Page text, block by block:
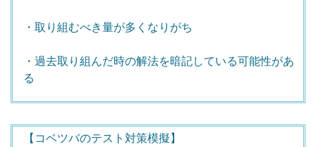
・取り組むべき量が多くなりがち
・過去取り組んだ時の解法を暗記している可能性があ
る
【コベツバのテスト対策模擬】